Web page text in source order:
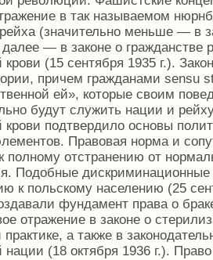
в так называемом
рейха (значительно меньше — в
— в законе о гражданстве
крови (15 сентября 1935 г.).
причем гражданами sensu
ей», которые своим
будут служить нации и
крови подтвердило основы
Правовая норма и
полному отстранению от
Подобные
к польскому населению (25
фундамент права о
отражение в законе о
практике, а также в
нации (18 октября 1936 г.).